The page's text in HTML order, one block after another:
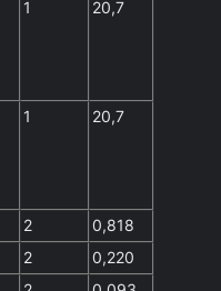
1 20,7
1 20,7
2
0,818
2
0,220